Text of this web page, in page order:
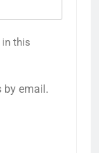
in this
by email.